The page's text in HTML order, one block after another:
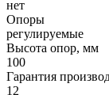
нет
Опоры
регулируемые
Высота опор, мм
100
Гарантия
12